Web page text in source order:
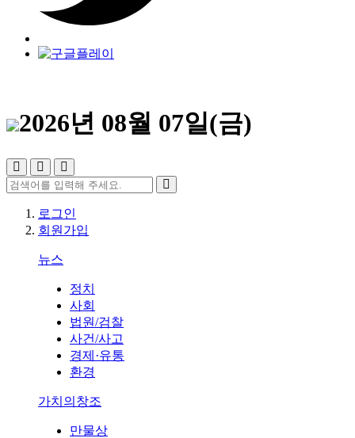
2026년 08월 07일(금)
로그인
회원가입
뉴스
정치
사회
법원/검찰
사건/사고
경제·유통
환경
가치의창조
만물상